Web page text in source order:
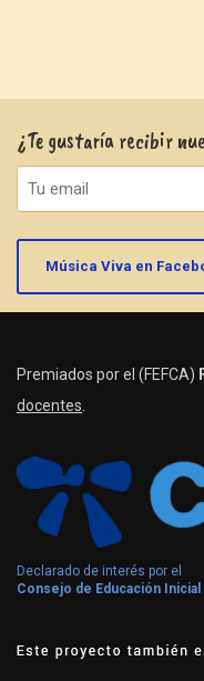
¿Te gustaría recibir
Música Viva en
Premiados por el (FEFCA)
docentes
Declarado de interés por el
Consejo de Educación Inicial